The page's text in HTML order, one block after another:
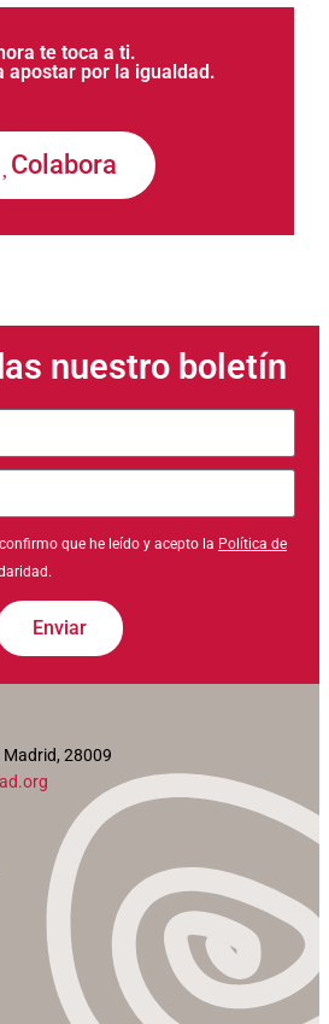
te toca a ti.
apostar por la igualdad.
Colabora
nuestro boletín
que he leído y acepto la Política de
Enviar
Madrid, 28009